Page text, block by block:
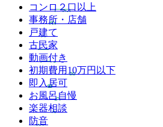
コンロ２口以上
事務所・店舗
戸建て
古民家
動画付き
初期費用10万円以下
即入居可
お風呂自慢
楽器相談
防音